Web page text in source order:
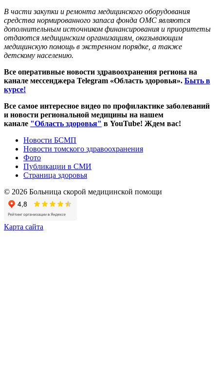
В части закупки и ремонта медицинского оборудования
средства нормированного запаса фонда ОМС являются
дополнительным источником финансирования и приоритеты
отдаются медицинским организациям, оказывающим
медицинскую помощь в экстренном порядке, а также
детскому населению.
Все оперативные новости здравоохранения региона на
канале мессенджера Telegram «Область здоровья». Быть в
курсе!
Все самое интересное видео по профилактике заболеваний
и новости региональной медицины на нашем
канале "Область здоровья" в YouTube! Ждем вас!
Новости БСМП
Новости томского здравоохранения
Фото
Публикации в СМИ
Страница здоровья
© 2026 Больница скорой медицинской помощи
Карта сайта